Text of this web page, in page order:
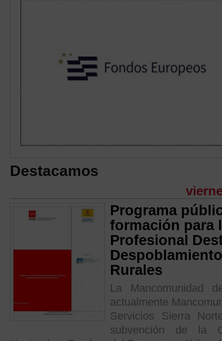
Destacamos
Programa
formación para
Profesional
Rurales
La Mancomunidad
actualmente
Servicios Sierra
subvención de la